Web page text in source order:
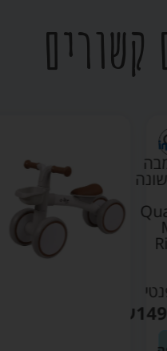
קשורים
הבימבה
הראשונה
שלי
Quatro
Mini
Rider